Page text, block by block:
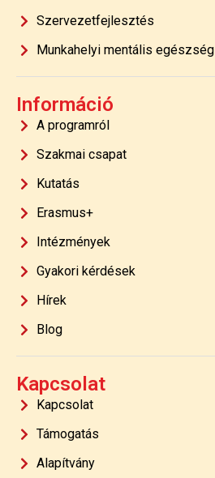
Szervezetfejlesztés
Munkahelyi mentális egészség
Információ
A programról
Szakmai csapat
Kutatás
Erasmus+
Intézmények
Gyakori kérdések
Hírek
Blog
Kapcsolat
Kapcsolat
Támogatás
Alapítvány